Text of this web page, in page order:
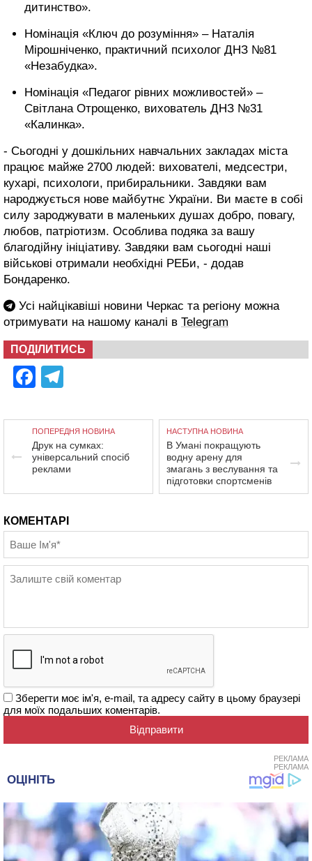
дитинство».
Номінація «Ключ до розуміння» – Наталія
Мірошніченко, практичний психолог ДНЗ №81
«Незабудка».
Номінація «Педагог рівних можливостей» –
Світлана Отрощенко, вихователь ДНЗ №31
«Калинка».
- Сьогодні у дошкільних навчальних закладах міста
працює майже 2700 людей: вихователі, медсестри,
кухарі, психологи, прибиральники. Завдяки вам
народжується нове майбутнє України. Ви маєте в собі
силу зароджувати в маленьких душах добро, повагу,
любов, патріотизм. Особлива подяка за вашу
благодійну ініціативу. Завдяки вам сьогодні наші
військові отримали необхідні РЕБи, - додав
Бондаренко.
Усі найцікавіші новини Черкас та регіону можна
отримувати на нашому каналі в Telegram
ПОДІЛИТИСЬ
Facebook
ПОПЕРЕДНЯ НОВИНА
Друк на сумках:
універсальний спосіб
реклами
НАСТУПНА НОВИНА
В Умані покращують
водну арену для
змагань з веслування та
підготовки спортсменів
КОМЕНТАРІ
Зберегти моє ім'я, e-mail, та адресу сайту в цьому браузері
для моїх подальших коментарів.
РЕКЛАМА
РЕКЛАМА